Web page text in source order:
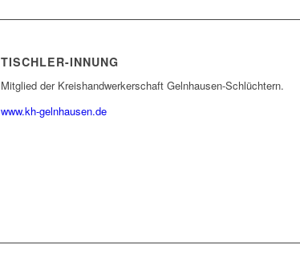
TISCHLER-INNUNG
Mitglied der Kreishandwerkerschaft Gelnhausen-Schlüchtern.
www.kh-gelnhausen.de